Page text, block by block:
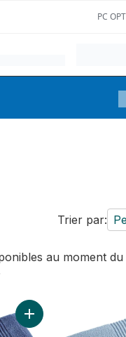
PC
Trier par:
au moment du
– tortues de mer au
Ajouter Serviette de